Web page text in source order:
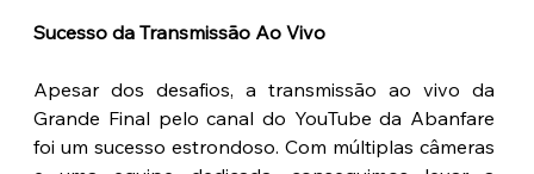
Sucesso da Transmissão Ao Vivo
Apesar dos desafios, a transmissão ao vivo da
Grande Final pelo canal do YouTube da Abanfare
foi um sucesso estrondoso. Com múltiplas câmeras